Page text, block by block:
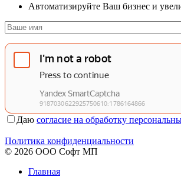
Автоматизируйте Ваш бизнес и
Даю согласие на обработку
Политика конфиденциальности
© 2026 ООО Софт МП
Главная